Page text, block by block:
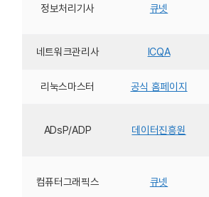
정보처리기사 큐넷
네트워크관리사 ICQA
리눅스마스터 공식 홈페이지
ADsP/ADP 데이터진흥원
컴퓨터그래픽스 큐넷